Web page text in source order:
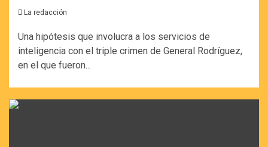
La redacción
Una hipótesis que involucra a los servicios de
inteligencia con el triple crimen de General Rodríguez,
en el que fueron...